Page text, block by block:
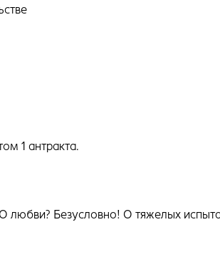
1 антракта.
Безусловно! О тяжелых